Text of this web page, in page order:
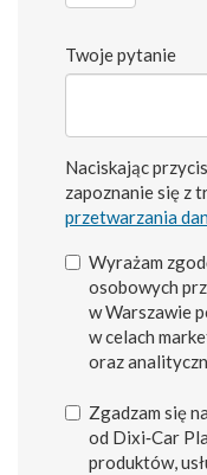
Twoje pytanie
Naciskając
zapoznanie się z
przetwarzania
Wyrażam
osobowych
w Warszawie
w celach
oraz
Zgadzam się
od Dixi‑Car
produktów,